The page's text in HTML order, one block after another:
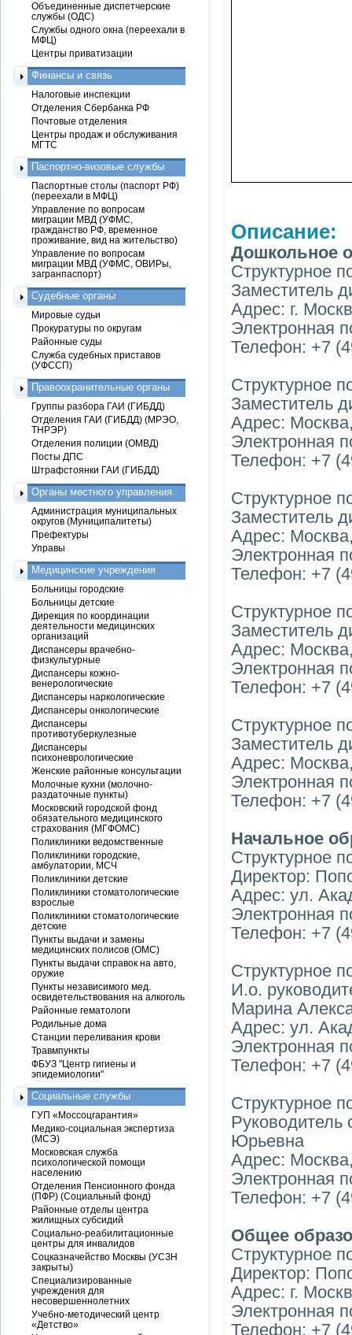
Описание:
Дошкольное
Структурное
Заместитель
Адрес: г.
Электронная
Телефон: +7
Структурное
Заместитель
Адрес:
Электронная
Телефон: +7
Структурное
Заместитель
Адрес:
Электронная
Телефон: +7
Структурное
Заместитель
Адрес:
Электронная
Телефон: +7
Структурное
Заместитель
Адрес:
Электронная
Телефон: +7
Начальное
Структурное
Директор:
Адрес: ул.
Электронная
Телефон: +7
Структурное
И.о.
Марина
Адрес: ул.
Электронная
Телефон: +7
Структурное
Руководитель
Юрьевна
Адрес:
Электронная
Телефон: +7
Общее
Структурное
Директор:
Адрес: г.
Электронная
Телефон: +7
Объединенные диспетчерские
службы (ОДС)
Службы одного окна (переехали в
МФЦ)
Центры приватизации
Финансы и связь
Налоговые инспекции
Отделения Сбербанка РФ
Почтовые отделения
Центры продаж и обслуживания
МГТС
Паспортно-визовые службы
Паспортные столы (паспорт РФ)
(переехали в МФЦ)
Управление по вопросам
миграции МВД (УФМС,
гражданство РФ, временное
проживание, вид на жительство)
Управление по вопросам
миграции МВД (УФМС, ОВИРы,
загранпаспорт)
Судебные органы
Мировые судьи
Прокуратуры по округам
Районные суды
Служба судебных приставов
(УФССП)
Правоохранительные органы
Группы разбора ГАИ (ГИБДД)
Отделения ГАИ (ГИБДД) (МРЭО,
ТНРЭР)
Отделения полиции (ОМВД)
Посты ДПС
Штрафстоянки ГАИ (ГИБДД)
Органы местного управления
Администрация муниципальных
округов (Муниципалитеты)
Префектуры
Управы
Медицинские учреждения
Больницы городские
Больницы детские
Дирекция по координации
деятельности медицинских
организаций
Диспансеры врачебно-
физкультурные
Диспансеры кожно-
венерологические
Диспансеры наркологические
Диспансеры онкологические
Диспансеры
противотуберкулезные
Диспансеры
психоневрологические
Женские районные консультации
Молочные кухни (молочно-
раздаточные пункты)
Московский городской фонд
обязательного медицинского
страхования (МГФОМС)
Поликлиники ведомственные
Поликлиники городские,
амбулатории, МСЧ
Поликлиники детские
Поликлиники стоматологические
взрослые
Поликлиники стоматологические
детские
Пункты выдачи и замены
медицинских полисов (ОМС)
Пункты выдачи справок на авто,
оружие
Пункты независимого мед.
освидетельствования на алкоголь
Районные гематологи
Родильные дома
Станции переливания крови
Травмпункты
ФБУЗ "Центр гигиены и
эпидемиологии"
Социальные службы
ГУП «Моссоцгарантия»
Медико-социальная экспертиза
(МСЭ)
Московская служба
психологической помощи
населению
Отделения Пенсионного фонда
(ПФР) (Социальный фонд)
Районные отделы центра
жилищных субсидий
Социально-реабилитационные
центры для инвалидов
Соцказначейство Москвы (УСЗН
закрыты)
Специализированные
учреждения для
несовершеннолетних
Учебно-методический центр
«Детство»